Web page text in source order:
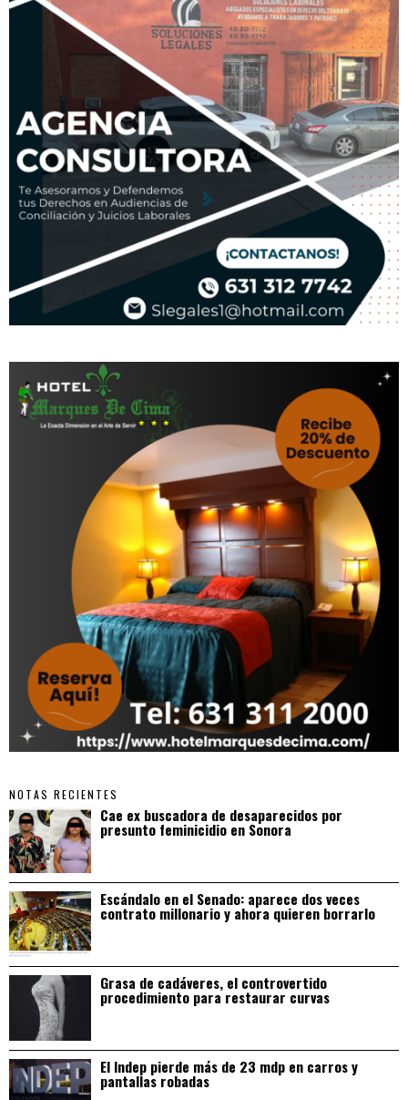
NOTAS RECIENTES
Cae ex buscadora de desaparecidos por
presunto feminicidio en Sonora
Escándalo en el Senado: aparece dos veces
contrato millonario y ahora quieren borrarlo
Grasa de cadáveres, el controvertido
procedimiento para restaurar curvas
El Indep pierde más de 23 mdp en carros y
pantallas robadas